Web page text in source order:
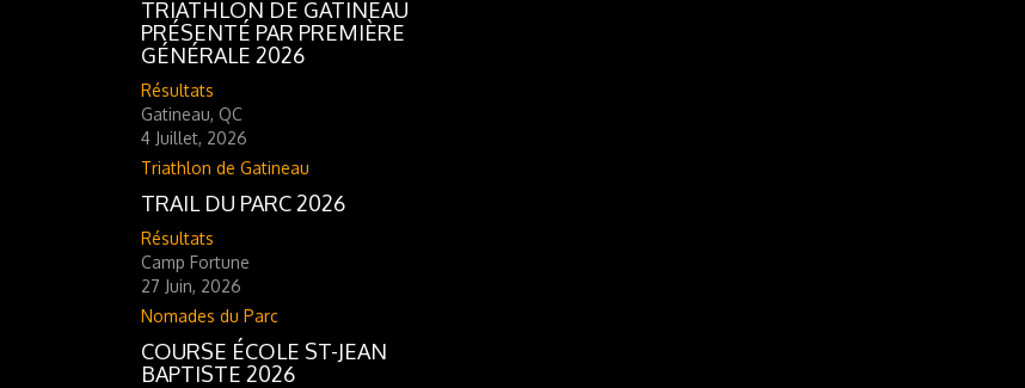
TRIATHLON DE GATINEAU
PRÉSENTÉ PAR PREMIÈRE
GÉNÉRALE 2026
Résultats
Gatineau, QC
4 Juillet, 2026
Triathlon de Gatineau
TRAIL DU PARC 2026
Résultats
Camp Fortune
27 Juin, 2026
Nomades du Parc
COURSE ÉCOLE ST-JEAN
BAPTISTE 2026